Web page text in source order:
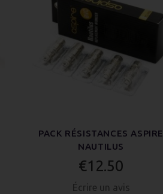
PACK RÉSISTANCES ASPIRE
NAUTILUS
€12.50
Écrire un avis